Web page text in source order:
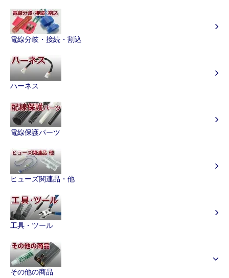
電線分岐・接続・割込
ハーネス
電線保護パーツ
ヒューズ関連品・他
工具・ツール
その他の商品